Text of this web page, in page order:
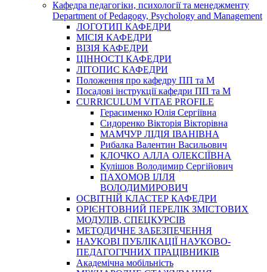
Кафедра педагогіки, психології та менеджменту
Department of Pedagogy, Psychology and Management
ЛОГОТИП КАФЕДРИ
МІСІЯ КАФЕДРИ
ВІЗІЯ КАФЕДРИ
ЦІННОСТІ КАФЕДРИ
ЛІТОПИС КАФЕДРИ
Положення про кафедру ПП та М
Посадові інструкції кафедри ПП та М
CURRICULUM VITAE PROFILE
Герасименко Юлія Сергіївна
Сидоренко Вікторія Вікторівна
МАМЧУР ЛІДІЯ ІВАНІВНА
Рибалка Валентин Васильович
КЛОЧКО АЛЛА ОЛЕКСІЇВНА
Кулішов Володимир Сергійович
ПАХОМОВ ІЛЛЯ
ВОЛОДИМИРОВИЧ
ОСВІТНІЙ КЛАСТЕР КАФЕДРИ
ОРІЄНТОВНИЙ ПЕРЕЛІК ЗМІСТОВИХ
МОДУЛІВ, СПЕЦКУРСІВ
МЕТОДИЧНЕ ЗАБЕЗПЕЧЕННЯ
НАУКОВІ ПУБЛІКАЦІЇ НАУКОВО-
ПЕДАГОГІЧНИХ ПРАЦІВНИКІВ
Академічна мобільність